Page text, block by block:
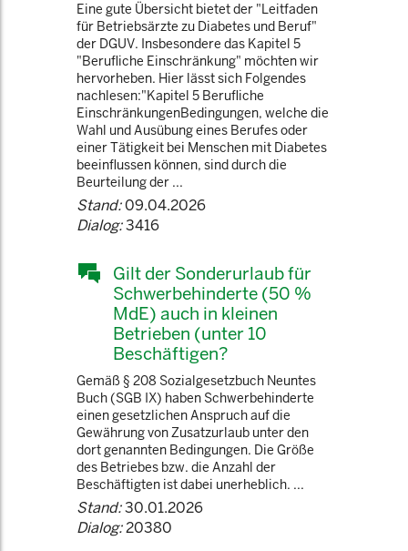
Eine gute Übersicht bietet der "Leitfaden
für Betriebsärzte zu Diabetes und Beruf"
der DGUV. Insbesondere das Kapitel 5
"Berufliche Einschränkung" möchten wir
hervorheben. Hier lässt sich Folgendes
nachlesen:"Kapitel 5 Berufliche
EinschränkungenBedingungen, welche die
Wahl und Ausübung eines Berufes oder
einer Tätigkeit bei Menschen mit Diabetes
beeinflussen können, sind durch die
Beurteilung der ...
Stand:09.04.2026
Dialog:3416
Gilt der Sonderurlaub für
Schwerbehinderte (50 %
MdE) auch in kleinen
Betrieben (unter 10
Beschäftigen?
Gemäß § 208 Sozialgesetzbuch Neuntes
Buch (SGB IX) haben Schwerbehinderte
einen gesetzlichen Anspruch auf die
Gewährung von Zusatzurlaub unter den
dort genannten Bedingungen. Die Größe
des Betriebes bzw. die Anzahl der
Beschäftigten ist dabei unerheblich. ...
Stand:30.01.2026
Dialog:20380